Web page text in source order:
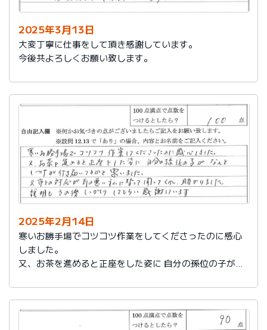
2025年3月13日
大変丁寧に仕事をして頂き感謝しています。
今後共よろしくお願い致します。
2025年2月14日
寒いお勝手場でコツコツ作業をしてくださったのに感心
しました。
又、お茶を進めると正座をした姿に 自分の孫位の子がな
又、市との対応が耳の悪い私に代わって聞いてくれ助か
りました。
説明もその後しっかりしてもらい感謝しています。